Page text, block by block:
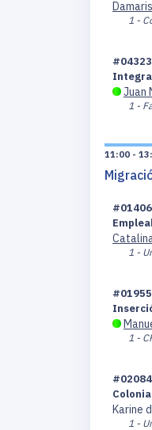
1 -
Juan
1 -
11:00 -
1 -
1 -
Karine
1 -